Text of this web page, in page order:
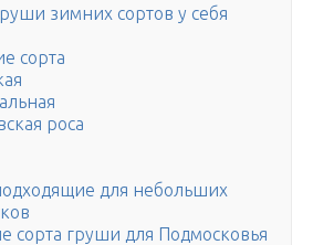
зимних сортов у себя
сорта
роса
для небольших
сорта груши для Подмосковья